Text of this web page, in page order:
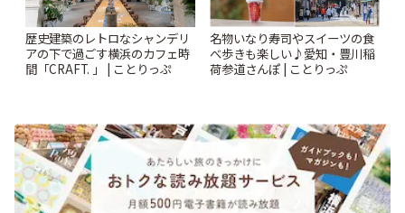
歴史建築のレトロなシャンデリ
アの下で過ごす横浜のカフェ時
間「CRAFT. 」 | ことりっぷ
名物いなり寿司やスイーツの食
べ歩きも楽しい♪愛知・豊川稲
荷参道さんぽ | ことりっぷ